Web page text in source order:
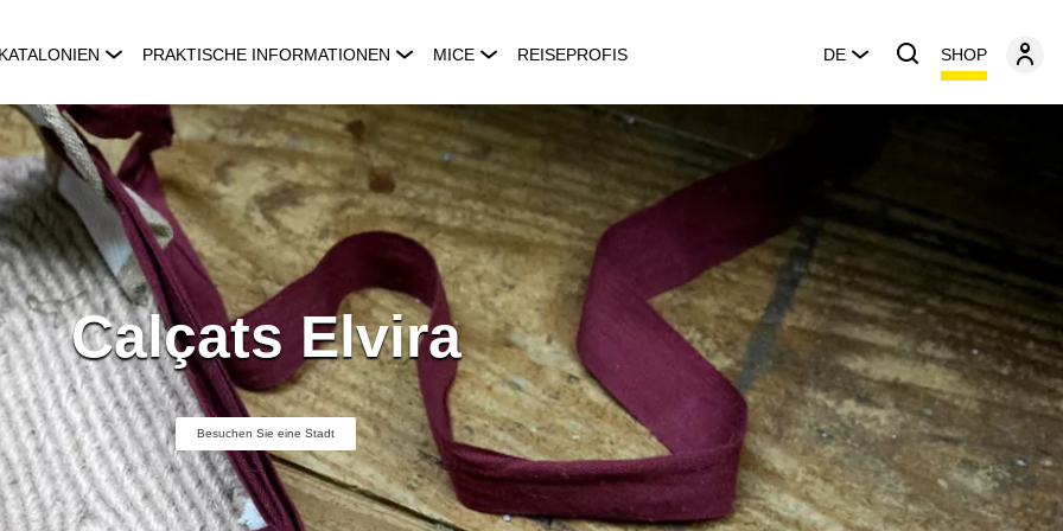
PRAKTISCHE INFORMATIONEN MICE REISEPROFIS DE SHOP
Calçats Elvira
Besuchen Sie eine Stadt